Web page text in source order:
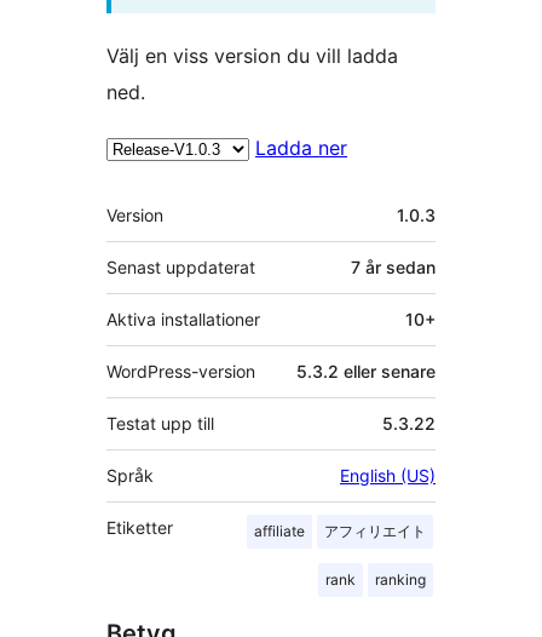
Välj en viss version du vill ladda
ned.
Ladda ner
Meta
Version 1.0.3
Senast uppdaterat 7 år sedan
Aktiva installationer 10+
WordPress-version 5.3.2 eller senare
Testat upp till 5.3.22
Språk English (US)
Etiketter affiliate アフィリエイト
rank ranking